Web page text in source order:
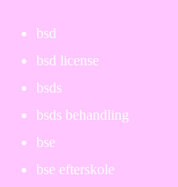
bsd
bsd license
bsds
bsds behandling
bse
bse efterskole